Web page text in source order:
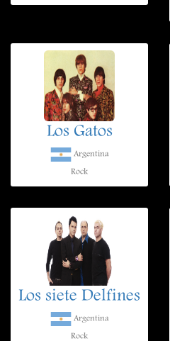
Los Gatos
Argentina
Rock
Los siete Delfines
Argentina
Rock